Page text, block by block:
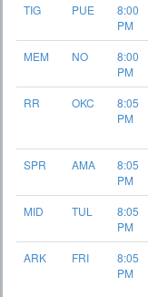
TIG
PUE
8:00
PM
MEM
NO
8:00
PM
RR
OKC
8:05
PM
SPR
AMA
8:05
PM
MID
TUL
8:05
PM
ARK
FRI
8:05
PM